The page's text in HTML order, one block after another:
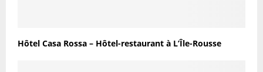
Hôtel Casa Rossa – Hôtel-restaurant à L’Île-Rousse